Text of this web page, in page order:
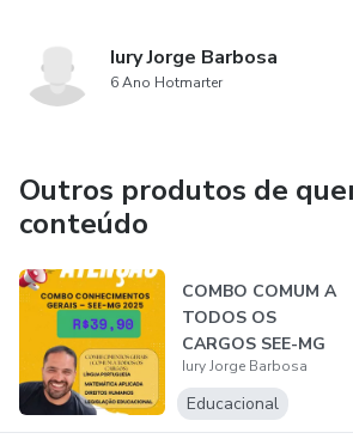
🎯 Indicado para:
Administrativos e aumentar as chances
📖 Estude de forma estratégica, treine
na prova e ganhe confiança no seu
📲 Garanta agora o seu e-book e
mesmo!
📱 WhatsApp: (38) 99841-1981
Iury Jorge Barbosa
6 Ano Hotmarter
Outros produtos de
conteúdo
COMBO COMUM A
TODOS OS
CARGOS SEE-MG
2025
Iury Jorge Barbosa
Educacional